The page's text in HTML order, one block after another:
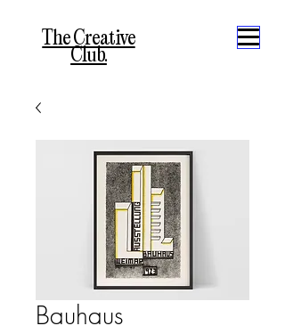
The Creative
Club.
Bauhaus